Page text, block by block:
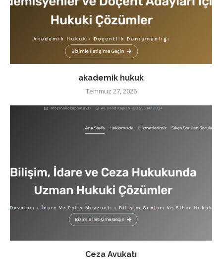
akademik hukuk
Temmuz 27, 2026
Ceza Avukatı